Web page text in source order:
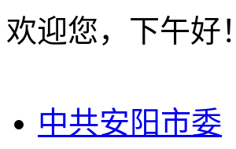
欢迎您，下午好！
中共安阳市委